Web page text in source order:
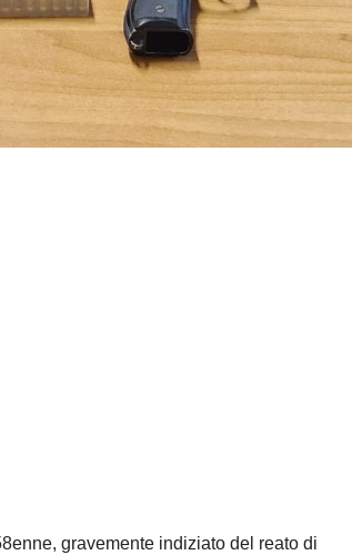
gravemente indiziato del reato di